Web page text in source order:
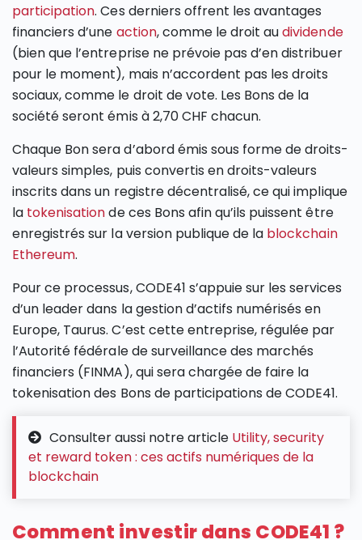
participation. Ces derniers offrent les avantages
financiers d’une action, comme le droit audividende
(bien que l’entreprise ne prévoie pas d’en distribuer
pour le moment), mais n’accordent pas les droits
sociaux, comme le droit de vote. Les Bons de la
société seront émis à 2,70 CHF chacun.
Chaque Bon sera d’abord émis sous forme de droits-
valeurs simples, puis convertis en droits-valeurs
inscrits dans un registre décentralisé, ce qui implique
la tokenisationde ces Bons afin qu’ils puissent être
enregistrés sur la version publique de la blockchain
Ethereum.
Pour ce processus, CODE41 s’appuie sur les services
d’un leader dans la gestion d’actifs numérisés en
Europe, Taurus. C’est cette entreprise, régulée par
l’Autorité fédérale de surveillance des marchés
financiers (FINMA), qui sera chargée de faire la
tokenisation des Bons de participations de CODE41.
Consulter aussi notre article Utility, security
et reward token : ces actifs numériques de la
blockchain
Comment investir dans CODE41 ?